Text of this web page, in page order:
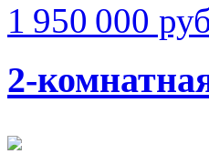
1 950 000
2-